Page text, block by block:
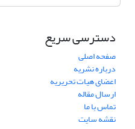
دسترسی سریع
صفحه اصلی
درباره نشریه
اعضای هیات تحریریه
ارسال مقاله
تماس با ما
نقشه سایت